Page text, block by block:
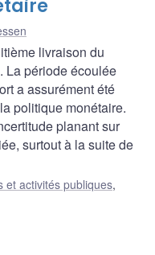
livraison du
La période écoulée
a assurément été
politique monétaire.
planant sur
surtout à la suite de
et activités publiques,